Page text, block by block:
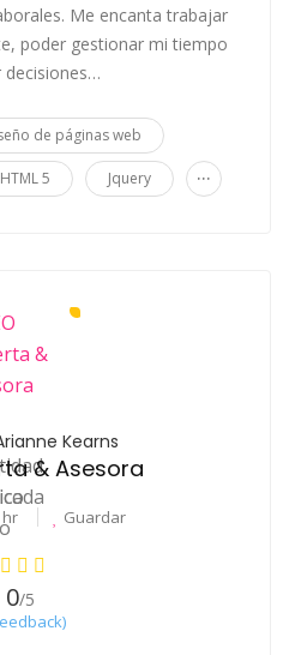
Me encanta trabajar
poder gestionar mi tiempo
de páginas web
HTML 5 Jquery ...
Kearns
& Asesora
hr Guardar
0/5